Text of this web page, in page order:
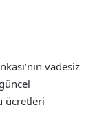
vadesiz
ücretleri